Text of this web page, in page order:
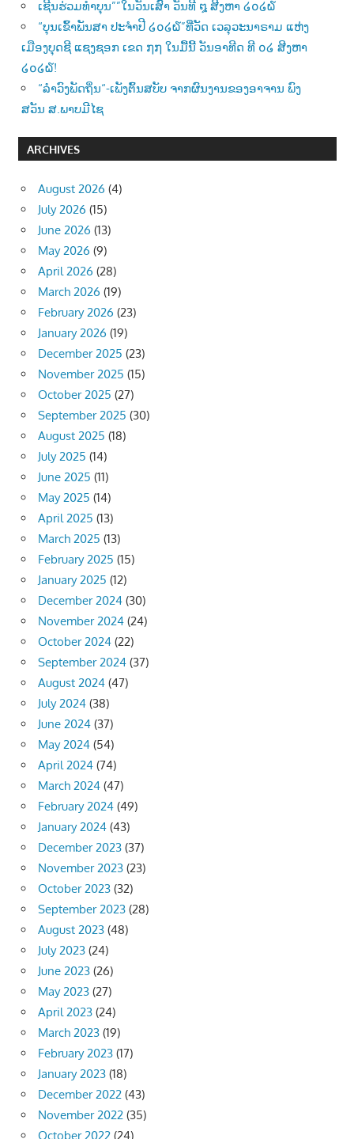
ເຊີນຮ່ວມທຳບຸນ””ໃນວັນເສົາ ວັນທີ ໘ ສີງຫາ ໒໐໒໖
“ບຸນເຂົ້າພັນສາ ປະຈຳປີ ໒໐໒໖”ທີ່ວັດ ເວລຸວະນາຣາມ ແຫ່ງ
ເມືອງບຸດຊີ ແຊງຊອກ ເຂດ ໗໗ ໃນມື້ນີ້ ວັນອາທີດ ທີ ໐໒ ສີງຫາ
໒໐໒໖!
“ລຳວົງພັດຖິ່ນ“-ເພັງຕົ້ນສບັບ ຈາກຜົນງານຂອງອາຈານ ພົງ
ສວັນ ສ.ພາບມີໄຊ
ARCHIVES
August 2026 (4)
July 2026 (15)
June 2026 (13)
May 2026 (9)
April 2026 (28)
March 2026 (19)
February 2026 (23)
January 2026 (19)
December 2025 (23)
November 2025 (15)
October 2025 (27)
September 2025 (30)
August 2025 (18)
July 2025 (14)
June 2025 (11)
May 2025 (14)
April 2025 (13)
March 2025 (13)
February 2025 (15)
January 2025 (12)
December 2024 (30)
November 2024 (24)
October 2024 (22)
September 2024 (37)
August 2024 (47)
July 2024 (38)
June 2024 (37)
May 2024 (54)
April 2024 (74)
March 2024 (47)
February 2024 (49)
January 2024 (43)
December 2023 (37)
November 2023 (23)
October 2023 (32)
September 2023 (28)
August 2023 (48)
July 2023 (24)
June 2023 (26)
May 2023 (27)
April 2023 (24)
March 2023 (19)
February 2023 (17)
January 2023 (18)
December 2022 (43)
November 2022 (35)
October 2022 (24)